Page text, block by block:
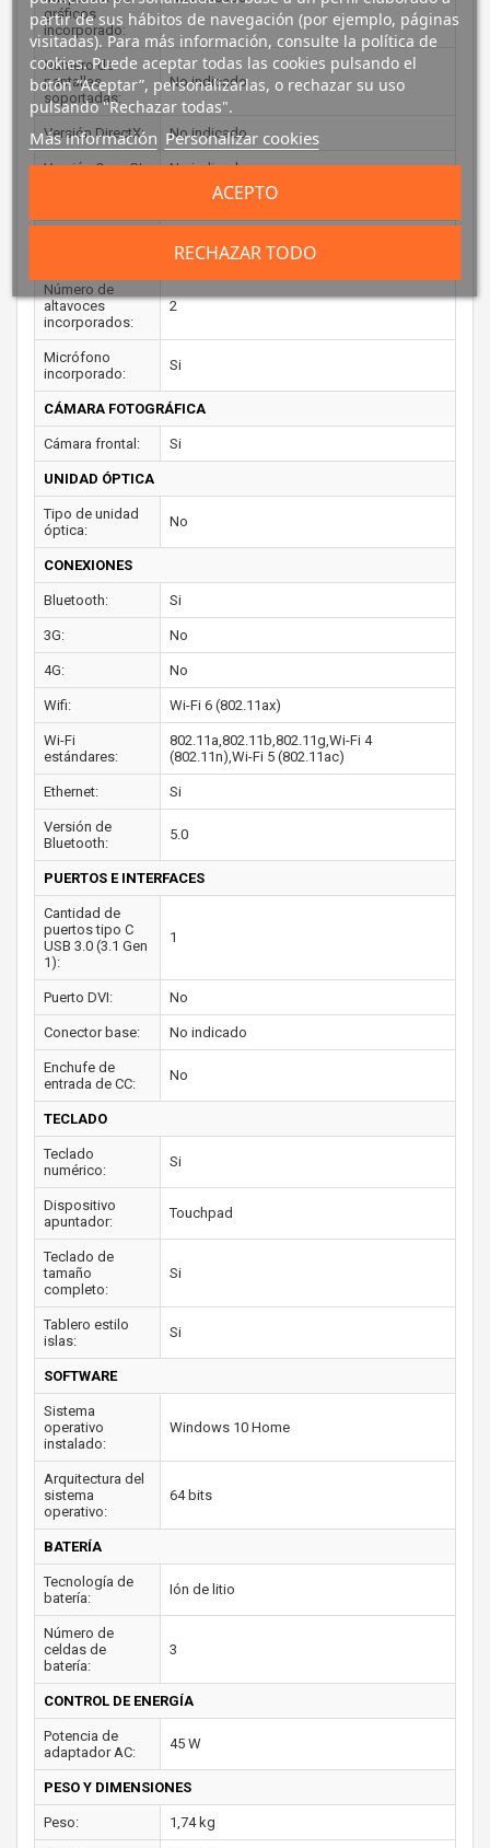
gráficos
incorporado:
Número de
pantallas
soportadas:
No indicado
Versión DirectX: No indicado
Versión OpenGL: No indicado
No indicado
Número de
altavoces
incorporados:
2
Micrófono
incorporado:
Si
CÁMARA FOTOGRÁFICA
Cámara frontal: Si
UNIDAD ÓPTICA
Tipo de unidad
óptica:
No
CONEXIONES
Bluetooth: Si
3G: No
4G: No
Wifi: Wi-Fi 6 (802.11ax)
Wi-Fi
estándares:
802.11a,802.11b,802.11g,Wi-Fi 4
(802.11n),Wi-Fi 5 (802.11ac)
Ethernet: Si
Versión de
Bluetooth:
5.0
PUERTOS E INTERFACES
Cantidad de
puertos tipo C
USB 3.0 (3.1 Gen
1):
1
Puerto DVI: No
Conector base: No indicado
Enchufe de
entrada de CC:
No
TECLADO
Teclado
numérico:
Si
Dispositivo
apuntador:
Touchpad
Teclado de
tamaño
completo:
Si
Tablero estilo
islas:
Si
SOFTWARE
Sistema
operativo
instalado:
Windows 10 Home
Arquitectura del
sistema
operativo:
64 bits
BATERÍA
Tecnología de
batería:
Ión de litio
Número de
celdas de
batería:
3
CONTROL DE ENERGÍA
Potencia de
adaptador AC:
45 W
PESO Y DIMENSIONES
Peso: 1,74 kg
partir de sus hábitos de navegación (por ejemplo, páginas
visitadas). Para más información, consulte la política de
cookies. Puede aceptar todas las cookies pulsando el
botón “Aceptar”, personalizarlas, o rechazar su uso
pulsando "Rechazar todas".
Más información Personalizar cookies
RECHAZAR TODO
ACEPTO